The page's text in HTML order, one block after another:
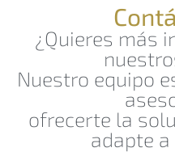
¿Quieres más
Nuestro equipo
ofrecerte la
adapte a